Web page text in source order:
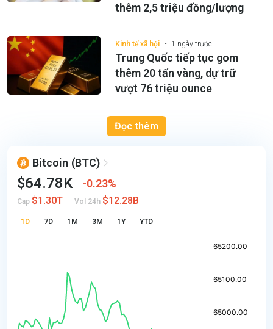
thêm 2,5 triệu đồng/lượng
Kinh tế xã hội 1 ngày trước
Trung Quốc tiếp tục gom
thêm 20 tấn vàng, dự trữ
vượt 76 triệu ounce
Đọc thêm
Bitcoin (BTC)
$64.78K 0.23%
Cap $1.30T Vol 24h $12.28B
1D 7D 1M 3M 1Y YTD